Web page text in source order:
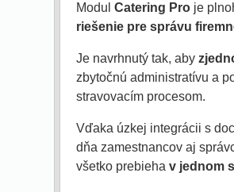
Modul Catering Proje
riešenie pre správu
Je navrhnutý tak, aby
zbytočnú administratívu a
stravovacím procesom.
Vďaka úzkej integrácii s
dňa zamestnancov aj
všetko prebieha v jednom